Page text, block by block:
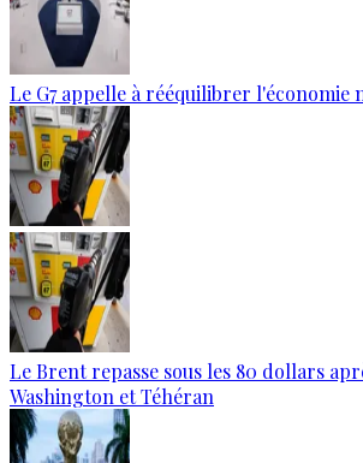
Le G7 appelle à rééquilibrer l'économie
Le Brent repasse sous les 80 dollars
Washington et Téhéran